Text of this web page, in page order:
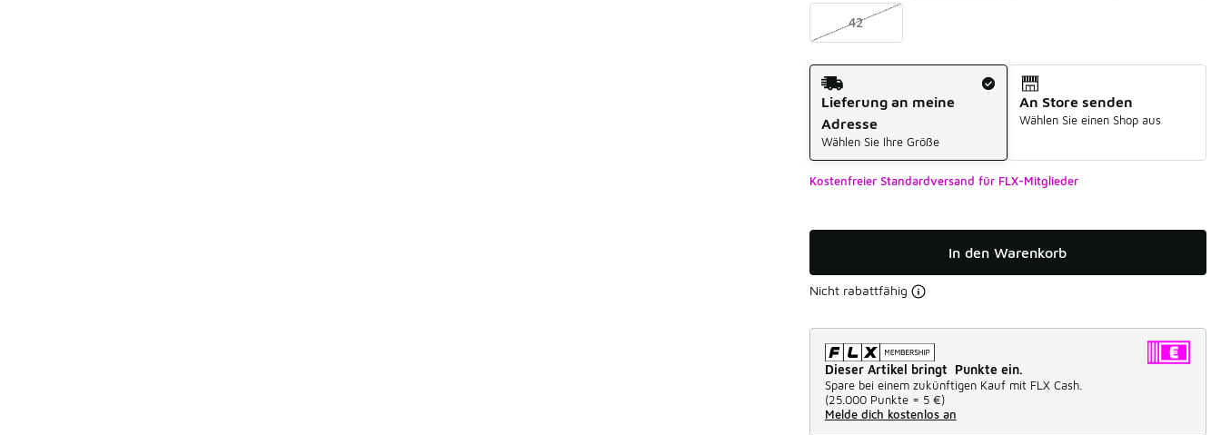
42
Versandart
Lieferung an meine
Adresse
Wählen Sie Ihre Größe
An Store senden
Wählen Sie einen Shop aus
Kostenfreier Standardversand für FLX-Mitglieder
In den Warenkorb
Nicht rabattfähig
Dieser Artikel bringt Punkte ein.
Spare bei einem zukünftigen Kauf mit FLX Cash.
(25.000 Punkte = 5 €)
Melde dich kostenlos an